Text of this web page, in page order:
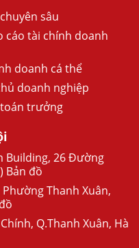
sâu
cáo tài chính doanh
doanh cá thể
doanh nghiệp
trưởng
Building, 26 Đường
Bản đồ
Thanh Xuân,
Q.Thanh Xuân, Hà